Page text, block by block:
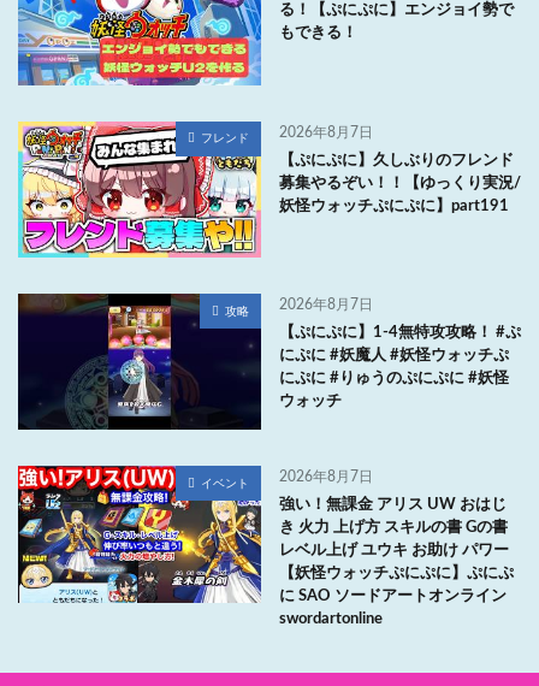
る！【ぷにぷに】エンジョイ勢で
もできる！
フレンド 2026年8月7日
【ぷにぷに】久しぶりのフレンド
募集やるぞい！！【ゆっくり実況/
妖怪ウォッチぷにぷに】part191
攻略 2026年8月7日
【ぷにぷに】1-4無特攻攻略！ #ぷ
にぷに #妖魔人 #妖怪ウォッチぷ
にぷに #りゅうのぷにぷに #妖怪
ウォッチ
イベント 2026年8月7日
強い！無課金 アリス UW おはじ
き 火力 上げ方 スキルの書 Gの書
レベル上げ ユウキ お助け パワー
【妖怪ウォッチぷにぷに】ぷにぷ
に SAO ソードアートオンライン
swordartonline